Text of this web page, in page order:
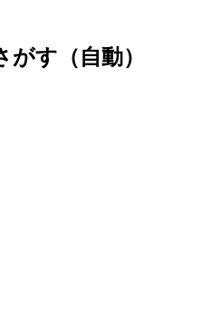
す（自動）